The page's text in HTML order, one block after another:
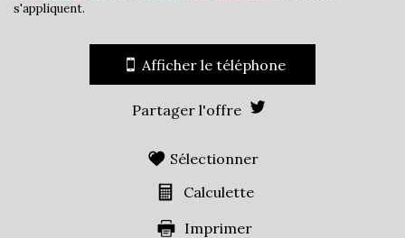
s'appliquent.
Afficher le téléphone
Partager l'offre
Sélectionner
Calculette
Imprimer